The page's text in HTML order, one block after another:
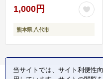
1,000円
熊本県 八代市
当サイトでは、サイト利便性